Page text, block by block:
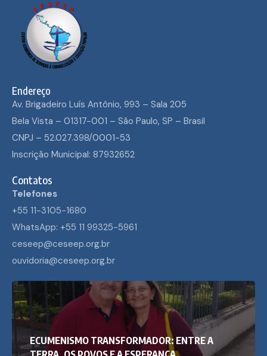
Endereço
Av. Brigadeiro Luís Antônio, 993 – Sala 205
Bela Vista – 01317-001 – São Paulo, SP – Brasil
CNPJ – 52.027.398/0001-53
Inscrição Municipal: 87932652
Contatos
Telefones
+55 11-3105-1680
WhatsApp: +55 11 99325-5961
ceseep@ceseep.org.br
ouvidoria@ceseep.org.br
ECUMENISMO TRANSFORMADOR: ENTRE A